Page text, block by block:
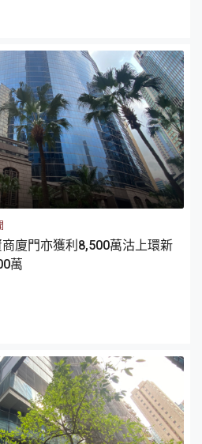
廈門亦獲利8,500萬沽上環新
萬